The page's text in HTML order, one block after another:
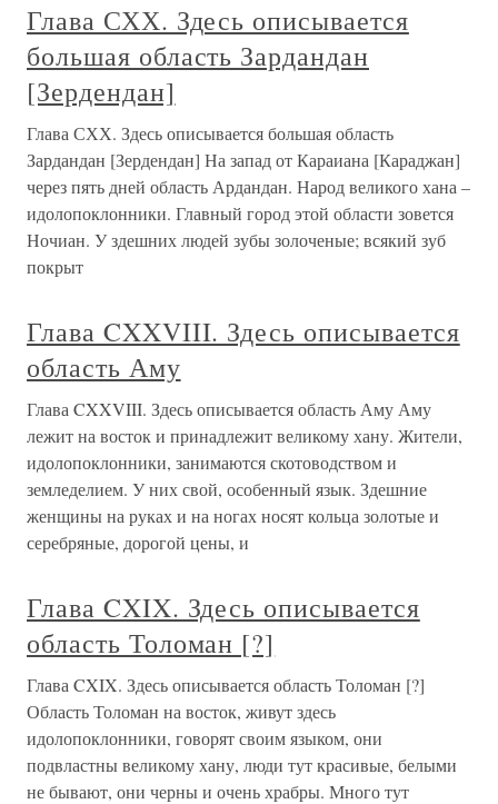
Глава СХХ. Здесь описывается
большая область Зардандан
[Зердендан]
Глава СХХ. Здесь описывается большая область
Зардандан [Зердендан] На запад от Караиана [Караджан]
через пять дней область Ардандан. Народ великого хана –
идолопоклонники. Главный город этой области зовется
Ночиан. У здешних людей зубы золоченые; всякий зуб
покрыт
Глава CXXVIII. Здесь описывается
область Аму
Глава CXXVIII. Здесь описывается область Аму Аму
лежит на восток и принадлежит великому хану. Жители,
идолопоклонники, занимаются скотоводством и
земледелием. У них свой, особенный язык. Здешние
женщины на руках и на ногах носят кольца золотые и
серебряные, дорогой цены, и
Глава CXIX. Здесь описывается
область Толоман [?]
Глава CXIX. Здесь описывается область Толоман [?]
Область Толоман на восток, живут здесь
идолопоклонники, говорят своим языком, они
подвластны великому хану, люди тут красивые, белыми
не бывают, они черны и очень храбры. Много тут